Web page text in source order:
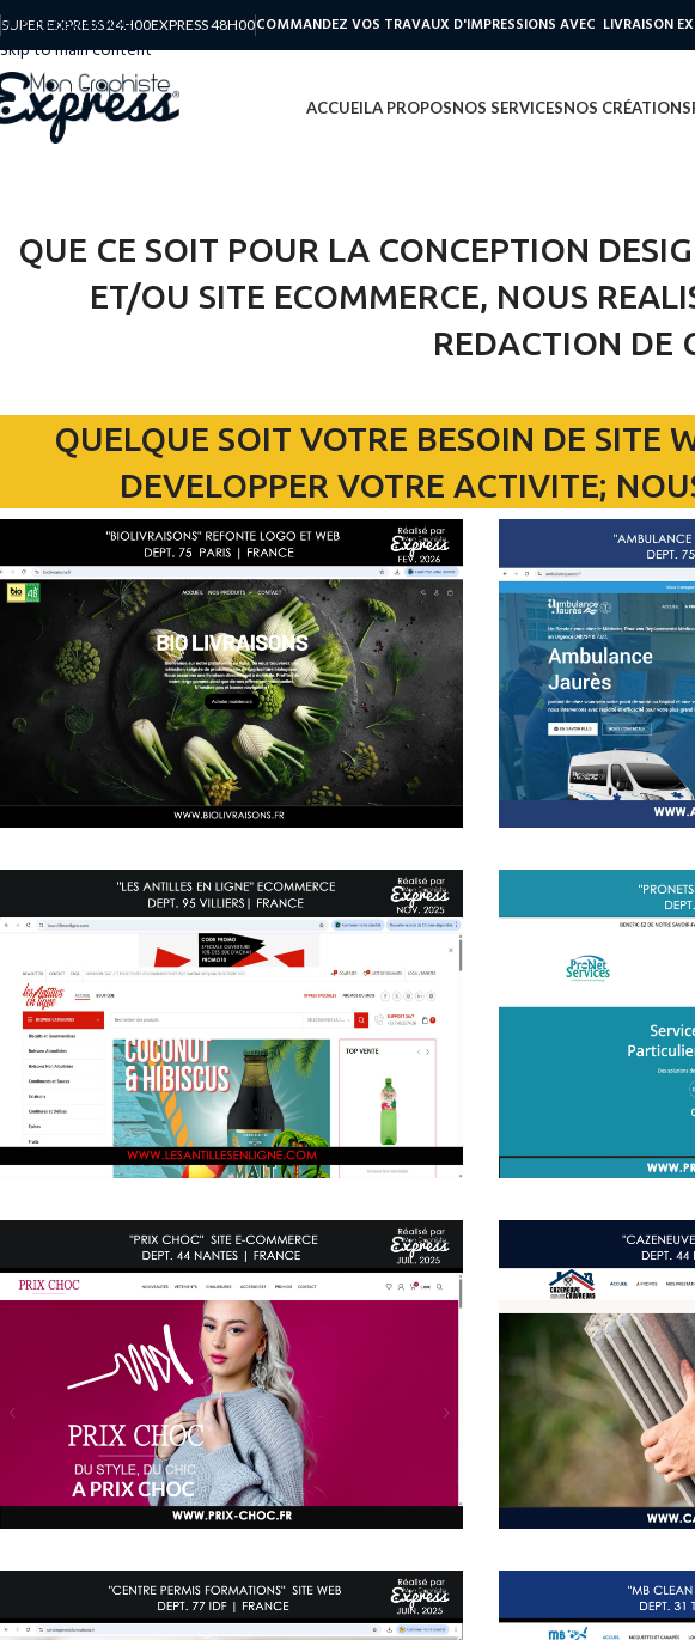
Skip to navigation
Skip to main content
SUPER EXPRESS 24H00EXPRESS 48H00COMMANDEZ VOS TRAVAUX D'IMPRESSIONS AVEC LIVRAISON
ACCUEILA PROPOSNOS SERVICESNOS CRÉATIONS
QUE CE SOIT POUR LA CONCEPTION
ET/OU SITE ECOMMERCE, NOUS
REDACTION DE
QUELQUE SOIT VOTRE BESOIN DE SITE
DEVELOPPER VOTRE ACTIVITE;